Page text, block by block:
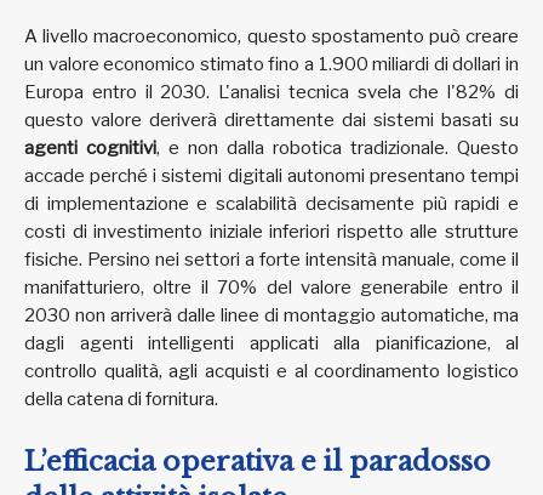
A livello macroeconomico, questo spostamento può creare
un valore economico stimato fino a 1.900 miliardi di dollari in
Europa entro il 2030. L'analisi tecnica svela che l'82% di
questo valore deriverà direttamente dai sistemi basati su
agenti cognitivi, e non dalla robotica tradizionale. Questo
accade perché i sistemi digitali autonomi presentano tempi
di implementazione e scalabilità decisamente più rapidi e
costi di investimento iniziale inferiori rispetto alle strutture
fisiche. Persino nei settori a forte intensità manuale, come il
manifatturiero, oltre il 70% del valore generabile entro il
2030 non arriverà dalle linee di montaggio automatiche, ma
dagli agenti intelligenti applicati alla pianificazione, al
controllo qualità, agli acquisti e al coordinamento logistico
della catena di fornitura.
L’efficacia operativa e il paradosso